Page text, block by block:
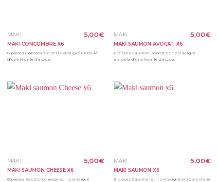
MAKI
MAKI CONCOMBRE X6
5,00€
6 pièces Concombre et riz vinaigré enroulé
d'une feuille d'algue.
MAKI
MAKI SAUMON AVOCAT X6
5,00€
6 pièces Saumon, avocat et riz vinaigré
enroulé d'une feuille d'algue.
MAKI
MAKI SAUMON CHEESE X6
5,00€
6 pièces Saumon cheese et riz vinaigré
MAKI
MAKI SAUMON X6
5,00€
6 pièces Saumon et riz vinaigré enroulé d'une